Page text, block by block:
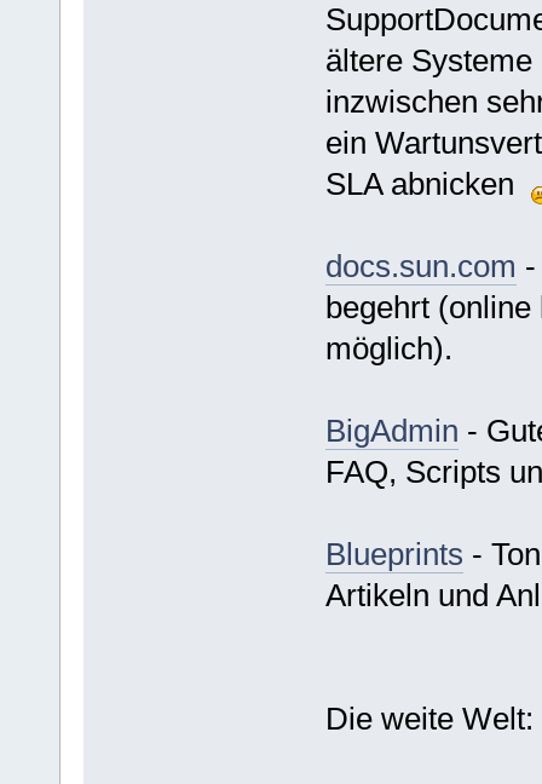
ältere
inzwischen
ein
SLA abnicken
docs.sun.com
begehrt
möglich).
BigAdmin -
FAQ, Scripts
Blueprints -
Artikeln und
Die weite Welt: